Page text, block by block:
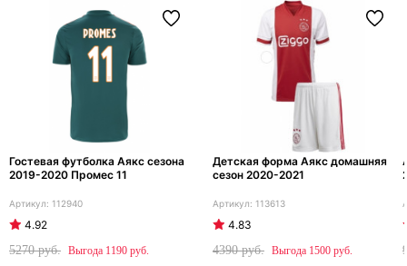
Гостевая футболка Аякс сезона
2019-2020 Промес 11
112940
4.92
5270
1190
Детская форма Аякс домашняя
сезон 2020-2021
113613
4.83
4390
1500